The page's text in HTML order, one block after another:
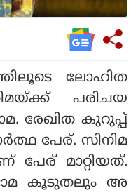
ലോഹിത
പരിചയ
രേഖിത കുറുപ്പ്
പേര്. സിനിമ
മാറ്റിയത്.
കൂടുതലും അ